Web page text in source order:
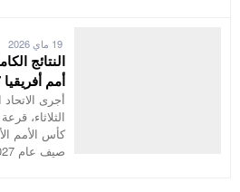
19 ماي 2026
النتائج
أمم أفريقيا 2027
أجرى
الثلاثاء،
صيف عام 2027